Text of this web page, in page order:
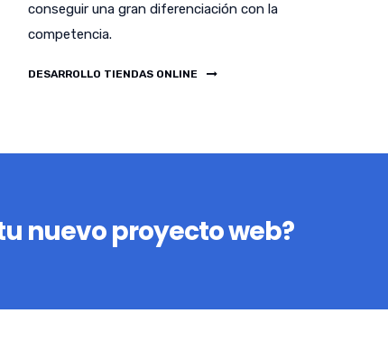
conseguir una gran diferenciación con la
competencia.
DESARROLLO TIENDAS ONLINE
nuevo proyecto web?